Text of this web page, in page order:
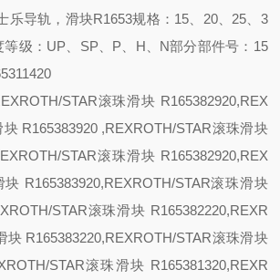
乐导轨，滑块R1653规格： 15、20、25、3
级： UP、SP、P、H、N部分部件号： 15
STAR滚珠滑块 R165382920,REX
R165383920 ,REXROTH/STAR滚珠滑块
STAR滚珠滑块 R165382920,REX
R165383920,REXROTH/STAR滚珠滑块
STAR滚珠滑块 R165382220,REXR
块 R165383220,REXROTH/STAR滚珠滑块
STAR滚珠滑块 R165381320,REXR